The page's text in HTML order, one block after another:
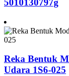
5010130797g
Reka Bentuk
Udara 1S6-025